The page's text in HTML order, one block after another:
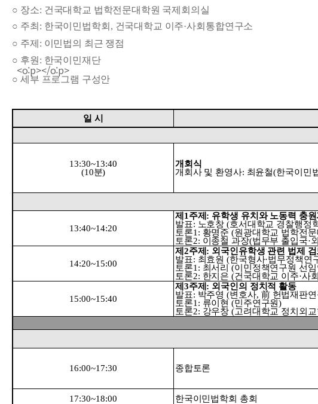
○ 장소: 건국대학교 법학전문대학원 국제회의실
○ 주최 : 한국이민법학회 , 건국대학교 이주·사회통합연구소
○ 주제 : 이민법의 최근 쟁점
○ 후원 : 한국이민재단
<o:p></o:p>
○ 세부 프로그램 구성안
일 시
13:30~13:40
(10분)
개회식
개회사 및 환영사: 최윤철(한국이민
13:40~14:20
제 1 주제 : 유학생 유치와 노동력 충원
발표: 노호창(호서대학교 경찰행정
토론1: 황명준(원광대학교 법학전
토론2: 이종철 과장(법무부 출입국·
14:20~15:00
제 2주제 : 외국인유학생 관련 법제
발표: 최효원(한국형사·법무정책연
토론1: 최서리(이민정책연구원 선임
토론2: 한지은(건국대학교 이주·사
15:00~15:40
제 3주제 : 외국인의 정치적 활동
발표: 박주영(변호사, 前 헌법재판
토론1: 류이현(민주연구원)
토론2: 강우창(고려대학교 정치외
16:00~17:30 종합토론
17:30~18:00
한국이민법학회 총회